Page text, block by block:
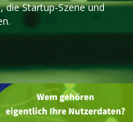
die Startup-Szene und